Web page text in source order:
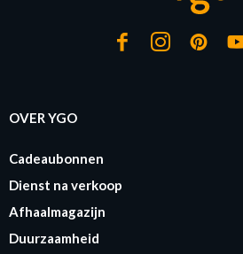
OVER YGO
Cadeaubonnen
Dienst na verkoop
Afhaalmagazijn
Duurzaamheid